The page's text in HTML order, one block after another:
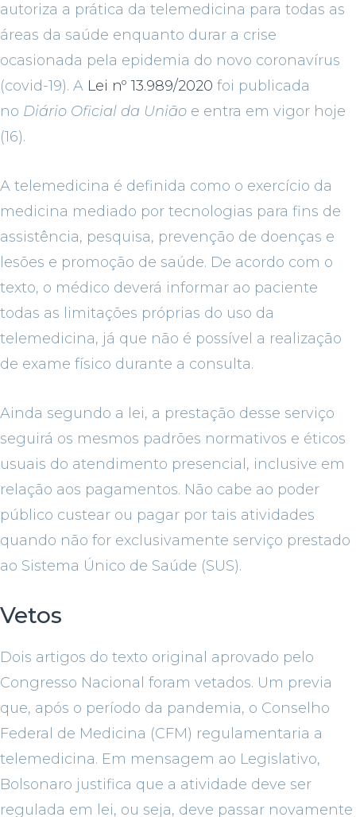
autoriza a prática da telemedicina para todas as
áreas da saúde enquanto durar a crise
ocasionada pela epidemia do novo coronavírus
(covid-19). A Lei nº 13.989/2020 foi publicada
no Diário Oficial da União e entra em vigor hoje
(16).
A telemedicina é definida como o exercício da
medicina mediado por tecnologias para fins de
assistência, pesquisa, prevenção de doenças e
lesões e promoção de saúde. De acordo com o
texto, o médico deverá informar ao paciente
todas as limitações próprias do uso da
telemedicina, já que não é possível a realização
de exame físico durante a consulta.
Ainda segundo a lei, a prestação desse serviço
seguirá os mesmos padrões normativos e éticos
usuais do atendimento presencial, inclusive em
relação aos pagamentos. Não cabe ao poder
público custear ou pagar por tais atividades
quando não for exclusivamente serviço prestado
ao Sistema Único de Saúde (SUS).
Vetos
Dois artigos do texto original aprovado pelo
Congresso Nacional foram vetados. Um previa
que, após o período da pandemia, o Conselho
Federal de Medicina (CFM) regulamentaria a
telemedicina. Em mensagem ao Legislativo,
Bolsonaro justifica que a atividade deve ser
regulada em lei, ou seja, deve passar novamente